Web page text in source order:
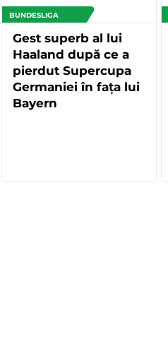
BUNDESLIGA
Gest superb al lui
Haaland după ce a
pierdut Supercupa
Germaniei în fața lui
Bayern